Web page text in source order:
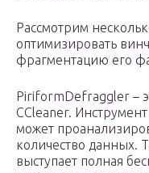
Рассмотрим
оптимизировать
фрагментацию его
PiriformDefraggler –
CCleaner.
может
количество данных.
выступает полная